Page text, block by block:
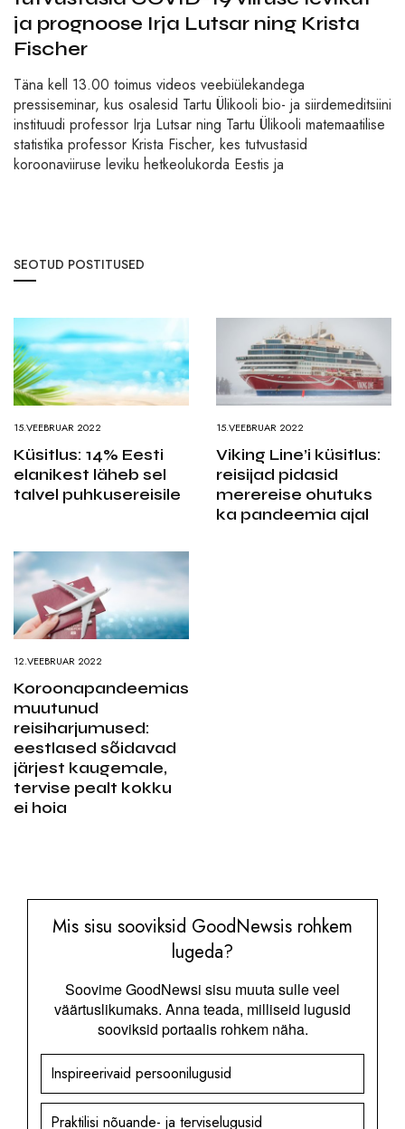
ja prognoose Irja Lutsar ning Krista
Fischer
Täna kell 13.00 toimus videos veebiülekandega
pressiseminar, kus osalesid Tartu Ülikooli bio- ja siirdemeditsiini
instituudi professor Irja Lutsar ning Tartu Ülikooli matemaatilise
statistika professor Krista Fischer, kes tutvustasid
koroonaviiruse leviku hetkeolukorda Eestis ja
SEOTUD POSTITUSED
15.VEEBRUAR 2022
Küsitlus: 14% Eesti
elanikest läheb sel
talvel puhkusereisile
15.VEEBRUAR 2022
Viking Line’i küsitlus:
reisijad pidasid
merereise ohutuks
ka pandeemia ajal
12.VEEBRUAR 2022
Koroonapandeemias
muutunud
reisiharjumused:
eestlased sõidavad
järjest kaugemale,
tervise pealt kokku
ei hoia
Mis sisu sooviksid GoodNewsis rohkem
lugeda?
Soovime GoodNewsi sisu muuta sulle veel
väärtuslikumaks. Anna teada, milliseid lugusid
sooviksid portaalis rohkem näha.
Inspireerivaid persoonilugusid
Praktilisi nõuande- ja terviselugusid